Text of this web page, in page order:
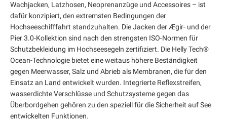
Wachjacken, Latzhosen, Neoprenanzüge und Accessoires – ist
dafür konzipiert, den extremsten Bedingungen der
Hochseeschifffahrt standzuhalten. Die Jacken der Ægir- und der
Pier 3.0-Kollektion sind nach den strengsten ISO-Normen für
Schutzbekleidung im Hochseesegeln zertifiziert. Die Helly Tech®
Ocean-Technologie bietet eine weitaus höhere Beständigkeit
gegen Meerwasser, Salz und Abrieb als Membranen, die für den
Einsatz an Land entwickelt wurden. Integrierte Reflexstreifen,
wasserdichte Verschlüsse und Schutzsysteme gegen das
Überbordgehen gehören zu den speziell für die Sicherheit auf See
entwickelten Funktionen.